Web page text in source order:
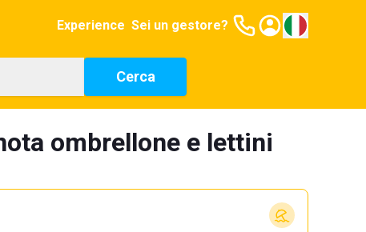
Experience Sei un gestore?
Cerca
ombrellone e lettini